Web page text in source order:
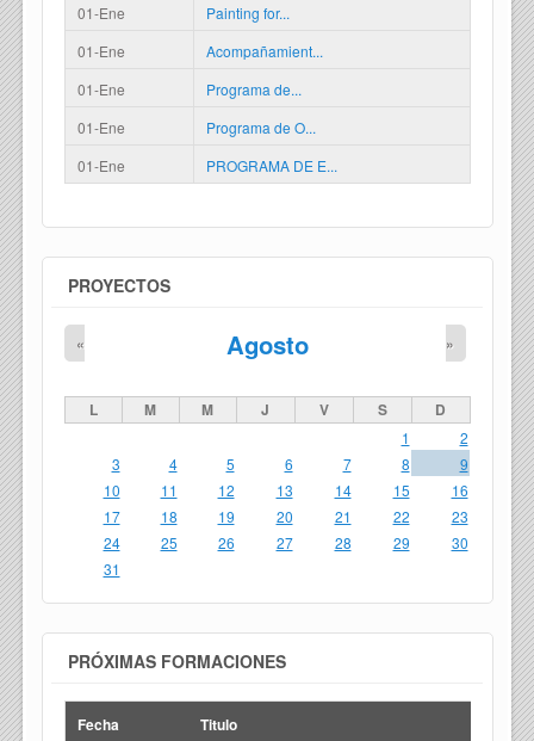
01-Ene
Painting for...
01-Ene
Acompañamient...
01-Ene
Programa de...
01-Ene
Programa de O...
01-Ene
PROGRAMA DE E...
PROYECTOS
Agosto
« »
L M M J V S D
1
2
3
4 5 6 7 8
9
10
11 12 13 14 15
16
17
18 19 20 21 22
23
24
25 26 27 28 29
30
31
PRÓXIMAS FORMACIONES
Fecha Titulo